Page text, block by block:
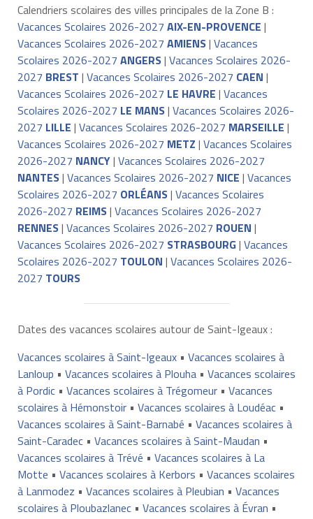
Calendriers scolaires des villes principales de la Zone B :
Vacances Scolaires 2026-2027 AIX-EN-PROVENCE |
Vacances Scolaires 2026-2027 AMIENS| Vacances
Scolaires 2026-2027 ANGERS| Vacances Scolaires 2026-
2027 BREST | Vacances Scolaires 2026-2027 CAEN |
Vacances Scolaires 2026-2027 LE HAVRE | Vacances
Scolaires 2026-2027 LE MANS| Vacances Scolaires 2026-
2027 LILLE | Vacances Scolaires 2026-2027 MARSEILLE |
Vacances Scolaires 2026-2027 METZ | Vacances Scolaires
2026-2027 NANCY| Vacances Scolaires 2026-2027
NANTES| Vacances Scolaires 2026-2027 NICE | Vacances
Scolaires 2026-2027 ORLÉANS| Vacances Scolaires
2026-2027 REIMS| Vacances Scolaires 2026-2027
RENNES| Vacances Scolaires 2026-2027 ROUEN |
Vacances Scolaires 2026-2027 STRASBOURG| Vacances
Scolaires 2026-2027 TOULON | Vacances Scolaires 2026-
2027 TOURS
Dates des vacances scolaires autour de Saint-Igeaux :
Vacances scolaires à Saint-Igeaux• Vacances scolaires à
Lanloup • Vacances scolaires à Plouha• Vacances scolaires
à Pordic• Vacances scolaires à Trégomeur• Vacances
scolaires à Hémonstoir• Vacances scolaires à Loudéac•
Vacances scolaires à Saint-Barnabé • Vacances scolaires à
Saint-Caradec• Vacances scolaires à Saint-Maudan •
Vacances scolaires à Trévé • Vacances scolaires à La
Motte • Vacances scolaires à Kerbors • Vacances scolaires
à Lanmodez • Vacances scolaires à Pleubian • Vacances
scolaires à Ploubazlanec• Vacances scolaires à Évran •